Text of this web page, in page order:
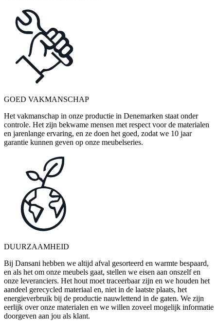
GOED VAKMANSCHAP
Het vakmanschap in onze productie in Denemarken staat onder
controle. Het zijn bekwame mensen met respect voor de materialen
en jarenlange ervaring, en ze doen het goed, zodat we 10 jaar
garantie kunnen geven op onze meubelseries.
DUURZAAMHEID
Bij Dansani hebben we altijd afval gesorteerd en warmte bespaard,
en als het om onze meubels gaat, stellen we eisen aan onszelf en
onze leveranciers. Het hout moet traceerbaar zijn en we houden het
aandeel gerecycled materiaal en, niet in de laatste plaats, het
energieverbruik bij de productie nauwlettend in de gaten. We zijn
eerlijk over onze materialen en we willen zoveel mogelijk informatie
doorgeven aan jou als klant.